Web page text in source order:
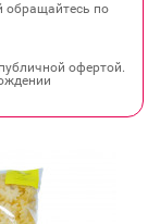
обращайтесь по
офертой.